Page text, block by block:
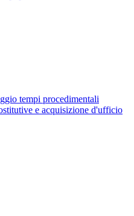
tempi procedimentali
e acquisizione d'ufficio